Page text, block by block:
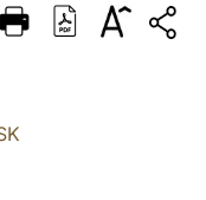
ITALIANO